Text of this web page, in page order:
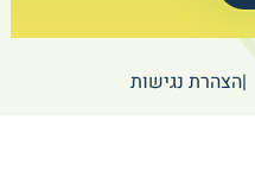
|הצהרת נגישות